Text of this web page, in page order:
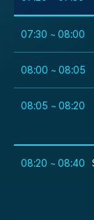
07:30 ~ 08:00
08:00 ~ 08:05
08:05 ~ 08:20
08:20 ~ 08:40